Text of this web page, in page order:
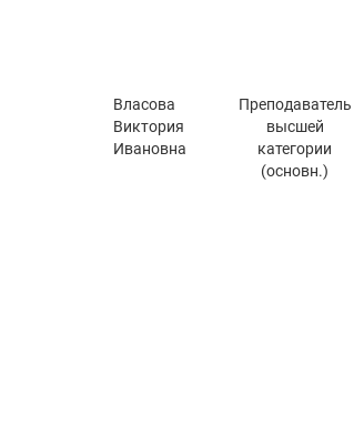
Власова
Виктория
Ивановна
Преподаватель
высшей
категории
(основн.)